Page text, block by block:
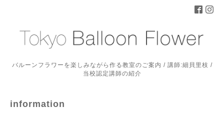
バルーンフラワーを楽しみながら作る教室のご案内 / 講師:細貝里枝 /
当校認定講師の紹介
information